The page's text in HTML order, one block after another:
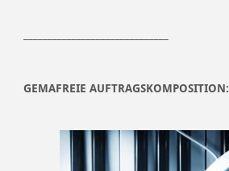
GEMAFREIE AUFTRAGSKOMPOSITION: